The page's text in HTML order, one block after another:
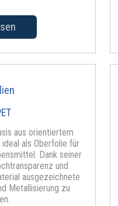
aus orientiertem
ideal als Oberfolie für
Dank seiner
und
ausgezeichnete
Metallisierung zu